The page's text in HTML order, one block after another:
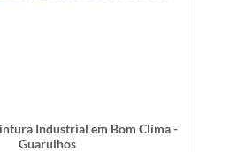
Industrial em Bom Clima -
Guarulhos